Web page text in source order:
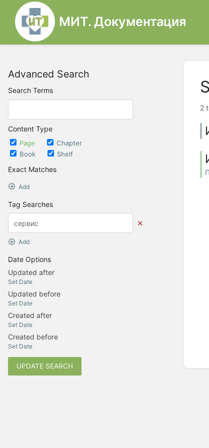
МИТ. Документация
Advanced Search
Search Terms
Content Type
Page
Chapter
Book
Shelf
Exact Matches
Add
Tag Searches
Add
Date Options
Updated after
Set Date
Updated before
Set Date
Created after
Set Date
Created before
Set Date
UPDATE SEARCH
2